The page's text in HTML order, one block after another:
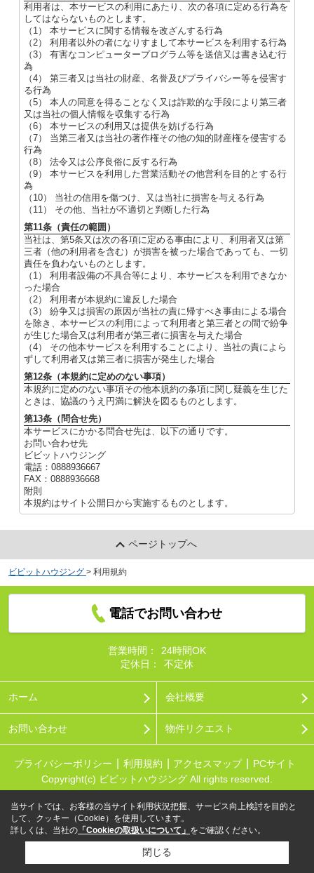
利用者は、本サービスの利用にあたり、次の各項に定める行為を
してはならないものとします。
（1） 本サービスに関する情報を改ざんする行為
（2） 利用者以外の者になりすまして本サービスを利用する行為
（3） 有害なコンピュータープログラム等を送信又は書き込む行
為
（4） 第三者又は当社の財産、名誉及びプライバシー等を侵害す
る行為
（5） 本人の同意を得ることなく又は詐欺的な手段により第三者
又は当社の個人情報を収集する行為
（6） 本サービスの利用又は提供を妨げる行為
（7） 当第三者又は当社の著作権その他の知的財産権を侵害する
行為
（8） 法令又は公序良俗に反する行為
（9） 本サービスを利用した営業活動その他営利を目的とする行
為
（10） 当社の信用を傷つけ、又は当社に損害を与える行為
（11） その他、当社が不適切と判断した行為
第11条（責任の範囲）
当社は、第5条又は次の各項に定める事由により、利用者又は第
三者（他の利用者を含む）が損害を被った場合であっても、一切
責任を負わないものとします。
（1） 利用者設備の不具合等により、本サービスを利用できなか
った場合
（2） 利用者が本規約に違反した場合
（3） 紛争又は損害の原因が当社の責に帰すべき事由による場合
を除き、本サービスの利用によって利用者と第三者との間で紛争
が生じた場合又は利用者が第三者に損害を与えた場合
（4） その他本サービスを利用することにより、当社の責によら
ずして利用者又は第三者に損害が発生した場合
第12条（本規約に定めのない事項）
本規約に定めのない事項その他本規約の条項に関し疑義を生じた
ときは、協議のうえ円満に解決を図るものとします。
第13条（問合せ先）
本サービスにかかる問合せ先は、以下の通りです。
お問い合わせ先
ビビットハウジング
電話：0888936667
FAX：0888936668
附則
本規約はサイト公開日から実施するものとします。
ページトップへ
ビビットハウジング > 利用規約
電話でお問い合わせ
営業時間：
24時間OK
定休日：
不定休
ホーム 会社概要
お問い合わせ 物件リクエスト
プライバシーポリシー 利用規約 アクセスマップ
PCサイト
Copyright(c) ビビットハウジング All rights reserved.
当サイトでは、お客様の当サイト利用状況把握、サービス向上検討を目的と
して、クッキー（Cookie）を使用しています。
詳しくは、当社の 「Cookieの取扱いについて」 をご確認ください。
閉じる